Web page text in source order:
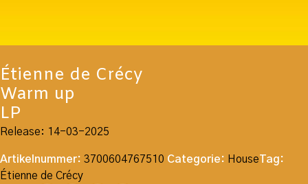
Étienne de Crécy
Warm up
LP
Release: 14-03-2025
Artikelnummer: 3700604767510 Categorie: HouseTag:
Étienne de Crécy